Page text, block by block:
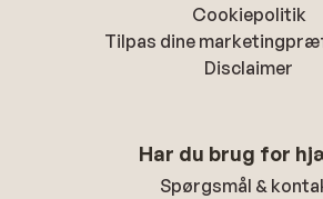
Cookiepolitik
Tilpas dine
Disclaimer
Har du brug for
Spørgsmål &